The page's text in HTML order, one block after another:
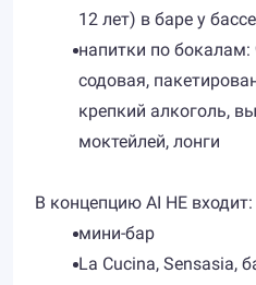
12 лет) в баре у
напитки по
содовая,
крепкий алкоголь,
моктейлей, лонги
В концепцию AI НЕ входит:
мини-бар
La Cucina, Sensasia,